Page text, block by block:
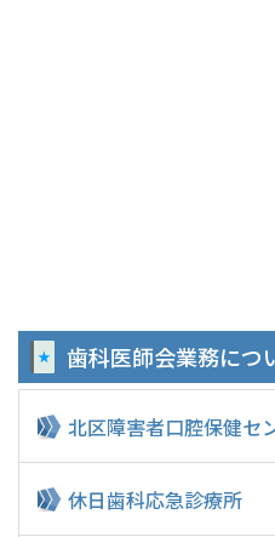
歯科医師会業務につ
北区障害者口腔保健セ
休日歯科応急診療所